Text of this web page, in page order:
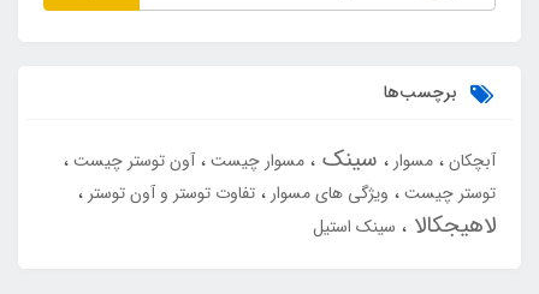
برچسب‌ها
آبچکان مسوار سینک مسوار چیست آون توستر چیست
توستر چیست
ویژگی های مسوار تفاوت توستر و آون توستر
لاهیجکالا سینک استیل